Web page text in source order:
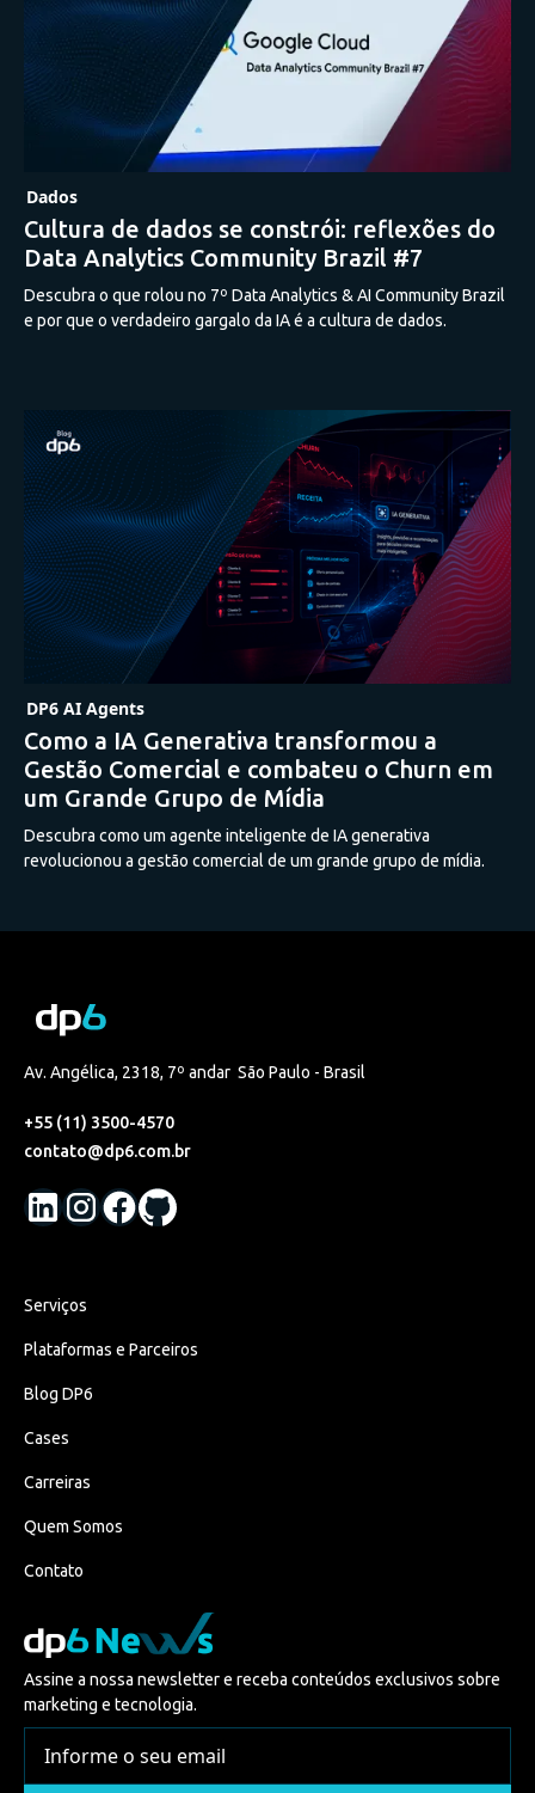
Dados
Cultura de dados se constrói: reflexões do
Data Analytics Community Brazil #7
Descubra o que rolou no 7º Data Analytics & AI Community Brazil
e por que o verdadeiro gargalo da IA é a cultura de dados.
DP6 AI Agents
Como a IA Generativa transformou a
Gestão Comercial e combateu o Churn em
um Grande Grupo de Mídia
Descubra como um agente inteligente de IA generativa
revolucionou a gestão comercial de um grande grupo de mídia.
Av. Angélica, 2318, 7º andar São Paulo - Brasil
+55 (11) 3500-4570
contato@dp6.com.br
Serviços
Plataformas e Parceiros
Blog DP6
Cases
Carreiras
Quem Somos
Contato
Assine a nossa newsletter e receba conteúdos exclusivos sobre
marketing e tecnologia.